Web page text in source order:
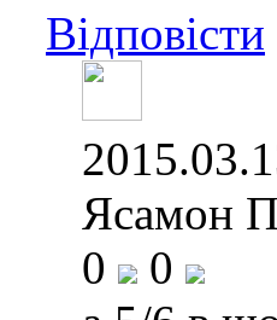
Відповісти
Ясамон
0
0